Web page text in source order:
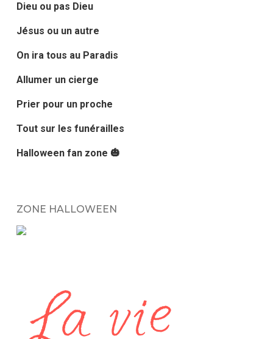
Dieu ou pas Dieu
Jésus ou un autre
On ira tous au Paradis
Allumer un cierge
Prier pour un proche
Tout sur les funérailles
Halloween fan zone 🎃
ZONE HALLOWEEN